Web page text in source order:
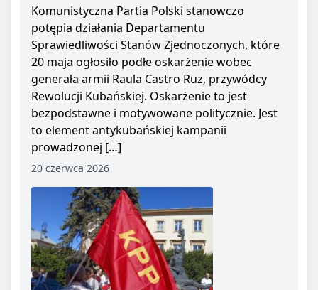
Komunistyczna Partia Polski stanowczo
potępia działania Departamentu
Sprawiedliwości Stanów Zjednoczonych, które
20 maja ogłosiło podłe oskarżenie wobec
generała armii Raula Castro Ruz, przywódcy
Rewolucji Kubańskiej. Oskarżenie to jest
bezpodstawne i motywowane politycznie. Jest
to element antykubańskiej kampanii
prowadzonej […]
20 czerwca 2026